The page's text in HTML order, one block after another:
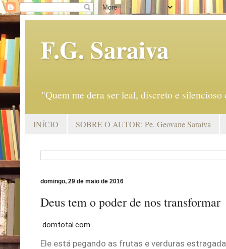
F.G. Saraiva
"Quem me dera ser leal, discreto e
INÍCIO SOBRE O AUTOR: Pe. Geovane Saraiva
domingo, 29 de maio de 2016
Deus tem o poder de nos transformar
domtotal.com
Ele está pegando as frutas e verduras